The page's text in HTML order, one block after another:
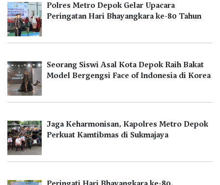
Polres Metro Depok Gelar Upacara
Peringatan Hari Bhayangkara ke-80 Tahun
Seorang Siswi Asal Kota Depok Raih Bakat
Model Bergengsi Face of Indonesia di Korea
Jaga Keharmonisan, Kapolres Metro Depok
Perkuat Kamtibmas di Sukmajaya